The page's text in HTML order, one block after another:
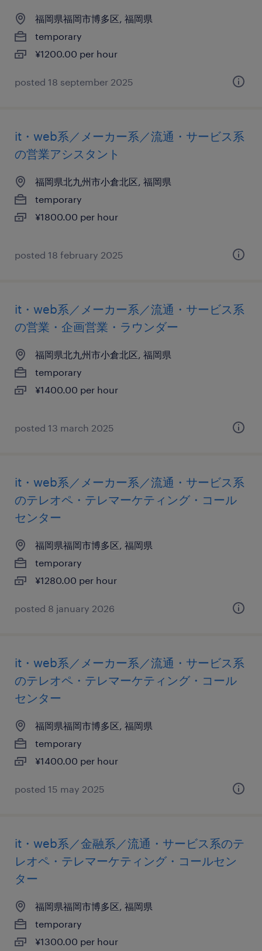
福岡県福岡市博多区, 福岡県
temporary
¥1200.00 per hour
posted 18 september 2025
it・web系／メーカー系／流通・サービス系
の営業アシスタント
福岡県北九州市小倉北区, 福岡県
temporary
¥1800.00 per hour
posted 18 february 2025
it・web系／メーカー系／流通・サービス系
の営業・企画営業・ラウンダー
福岡県北九州市小倉北区, 福岡県
temporary
¥1400.00 per hour
posted 13 march 2025
it・web系／メーカー系／流通・サービス系
のテレオペ・テレマーケティング・コール
センター
福岡県福岡市博多区, 福岡県
temporary
¥1280.00 per hour
posted 8 january 2026
it・web系／メーカー系／流通・サービス系
のテレオペ・テレマーケティング・コール
センター
福岡県福岡市博多区, 福岡県
temporary
¥1400.00 per hour
posted 15 may 2025
it・web系／金融系／流通・サービス系のテ
レオペ・テレマーケティング・コールセン
ター
福岡県福岡市博多区, 福岡県
temporary
¥1300.00 per hour